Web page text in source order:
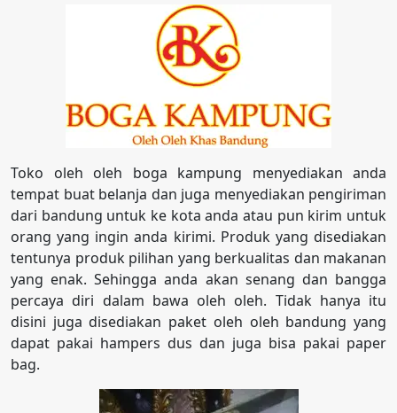
Toko oleh oleh boga kampung menyediakan anda
tempat buat belanja dan juga menyediakan pengiriman
dari bandung untuk ke kota anda atau pun kirim untuk
orang yang ingin anda kirimi. Produk yang disediakan
tentunya produk pilihan yang berkualitas dan makanan
yang enak. Sehingga anda akan senang dan bangga
percaya diri dalam bawa oleh oleh. Tidak hanya itu
disini juga disediakan paket oleh oleh bandung yang
dapat pakai hampers dus dan juga bisa pakai paper
bag.